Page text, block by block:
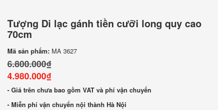
Tượng Di lạc gánh tiền cưỡi long quy cao
70cm
Mã sản phẩm: MA 3627
6.800.000₫
4.980.000₫
- Giá trên chưa bao gồm VAT và phí vận chuyển
- Miễn phí vận chuyển nội thành Hà Nội